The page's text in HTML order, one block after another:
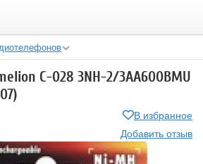
C-028 3NH-2/3AA600BMU
В избранное
Добавить отзыв